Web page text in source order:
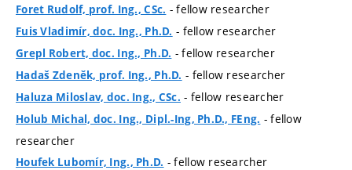
Foret Rudolf, prof. Ing., CSc. - fellow researcher
Fuis Vladimír, doc. Ing., Ph.D. - fellow researcher
Grepl Robert, doc. Ing., Ph.D. - fellow researcher
Hadaš Zdeněk, prof. Ing., Ph.D. - fellow researcher
Haluza Miloslav, doc. Ing., CSc. - fellow researcher
Holub Michal, doc. Ing., Dipl.-Ing, Ph.D., FEng. - fellow
researcher
Houfek Lubomír, Ing., Ph.D. - fellow researcher